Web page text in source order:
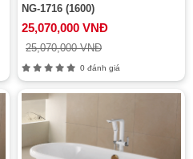
NG-1716 (1600)
25,070,000 VNĐ
25,070,000 VNĐ
0 đánh giá